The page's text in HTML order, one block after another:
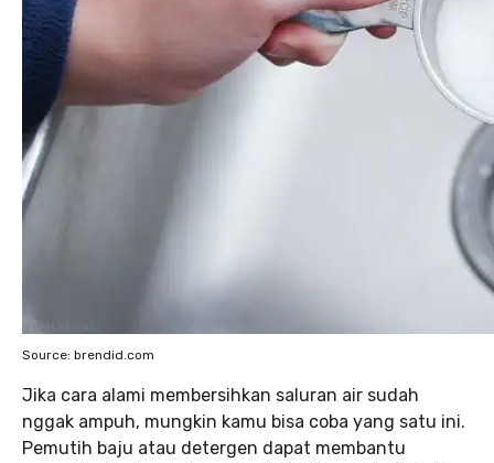
Source: brendid.com
Jika cara alami membersihkan saluran air sudah
nggak ampuh, mungkin kamu bisa coba yang satu ini.
Pemutih baju atau detergen dapat membantu